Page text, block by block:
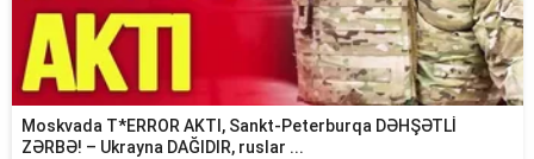
Moskvada T*ERROR AKTI, Sankt-Peterburqa DƏHŞƏTLİ
ZƏRBƏ! – Ukrayna DAĞIDIR, ruslar ...